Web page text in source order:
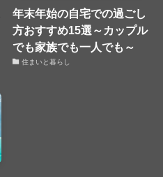
年末年始の自宅での過ごし
方おすすめ15選～カップル
でも家族でも一人でも～
住まいと暮らし